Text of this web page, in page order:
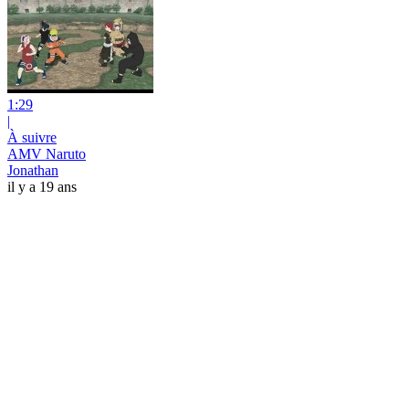
1:29
|
À suivre
AMV Naruto
Jonathan
il y a 19 ans